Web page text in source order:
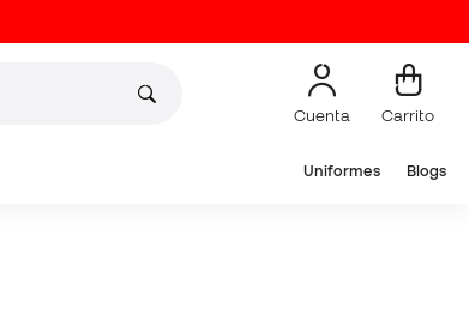
Cuenta Carrito
Uniformes Blogs